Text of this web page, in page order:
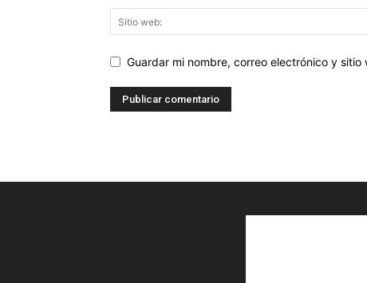
Guardar mi nombre, correo electrónico y